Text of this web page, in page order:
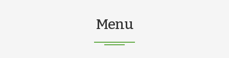
Menu